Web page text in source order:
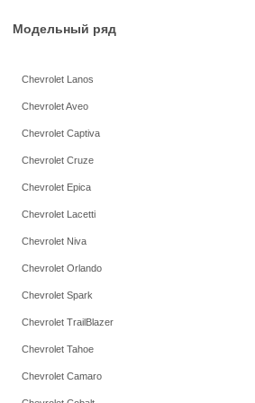
Модельный ряд
Chevrolet Lanos
Chevrolet Aveo
Chevrolet Captiva
Chevrolet Cruze
Chevrolet Epica
Chevrolet Lacetti
Chevrolet Niva
Chevrolet Orlando
Chevrolet Spark
Chevrolet TrailBlazer
Chevrolet Tahoe
Chevrolet Camaro